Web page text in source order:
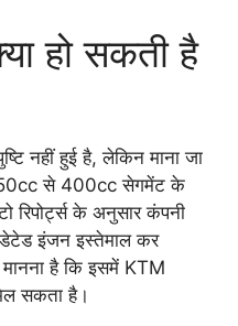
हो सकती है
नहीं हुई है, लेकिन माना जा
से 400cc सेगमेंट के
के अनुसार कंपनी
इंजन इस्तेमाल कर
है कि इसमें KTM
सकता है।